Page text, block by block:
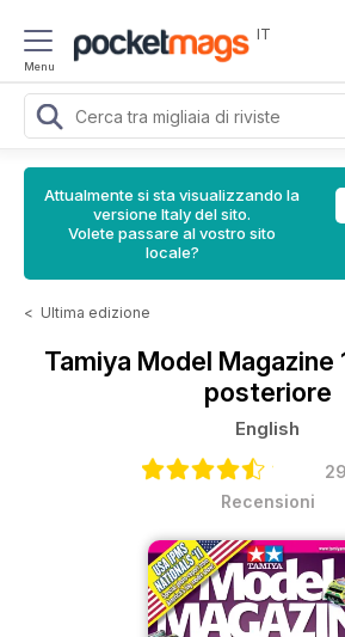
Menu
IT
Attualmente si sta visualizzando la
versione Italy del sito.
Volete passare al vostro sito
locale?
< Ultima edizione
Tamiya Model Magazine
posteriore
English
Recensioni